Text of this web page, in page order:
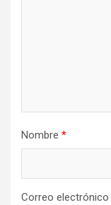
Nombre *
Correo electrónico